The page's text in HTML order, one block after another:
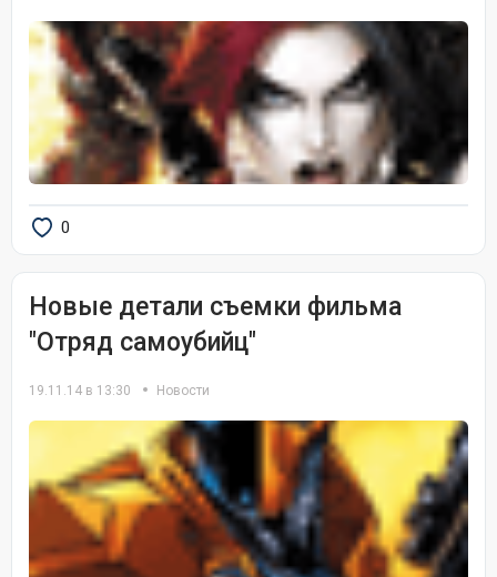
0
Новые детали съемки фильма
"Отряд самоубийц"
19.11.14 в 13:30 Новости